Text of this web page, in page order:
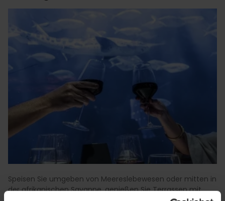
Speisen Sie umgeben von Meereslebewesen oder mitten in
der afrikanischen Savanne, genießen Sie Terrassen mit